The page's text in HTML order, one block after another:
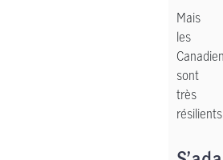
Mais
les
sont
très